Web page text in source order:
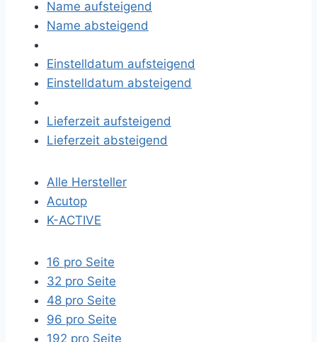
Name aufsteigend
Name absteigend
Einstelldatum aufsteigend
Einstelldatum absteigend
Lieferzeit aufsteigend
Lieferzeit absteigend
Alle Hersteller
Acutop
K-ACTIVE
16 pro Seite
32 pro Seite
48 pro Seite
96 pro Seite
192 pro Seite